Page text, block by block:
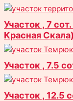
Участок , 7
Красная Скала)
Участок , 7.5
Участок , 12.5